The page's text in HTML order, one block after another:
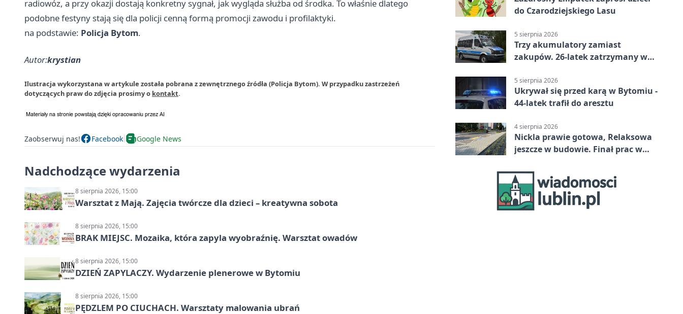
radiowóz, a przy okazji dostają konkretny sygnał, jak wygląda służba od środka. To właśnie dlatego
podobne festyny stają się dla policji cenną formą promocji zawodu i profilaktyki.
na podstawie: Policja Bytom.
Autor:krystian
Ilustracja wykorzystana w artykule została pobrana z zewnętrznego źródła (Policja Bytom). W przypadku zastrzeżeń
dotyczących praw do zdjęcia prosimy o kontakt.
Zaobserwuj nas! Facebook Google News
Nadchodzące wydarzenia
8 sierpnia 2026, 15:00
Warsztat z Mają. Zajęcia twórcze dla dzieci – kreatywna sobota
8 sierpnia 2026, 15:00
BRAK MIEJSC. Mozaika, która zapyla wyobraźnię. Warsztat owadów
8 sierpnia 2026, 15:00
DZIEŃ ZAPYLACZY. Wydarzenie plenerowe w Bytomiu
8 sierpnia 2026, 15:00
PĘDZLEM PO CIUCHACH. Warsztaty malowania ubrań
do Czarodziejskiego Lasu
5 sierpnia 2026
Trzy akumulatory zamiast
zakupów. 26-latek zatrzymany w
5 sierpnia 2026
Ukrywał się przed karą w Bytomiu -
44-latek trafił do aresztu
4 sierpnia 2026
Nickla prawie gotowa, Relaksowa
jeszcze w budowie. Finał prac w